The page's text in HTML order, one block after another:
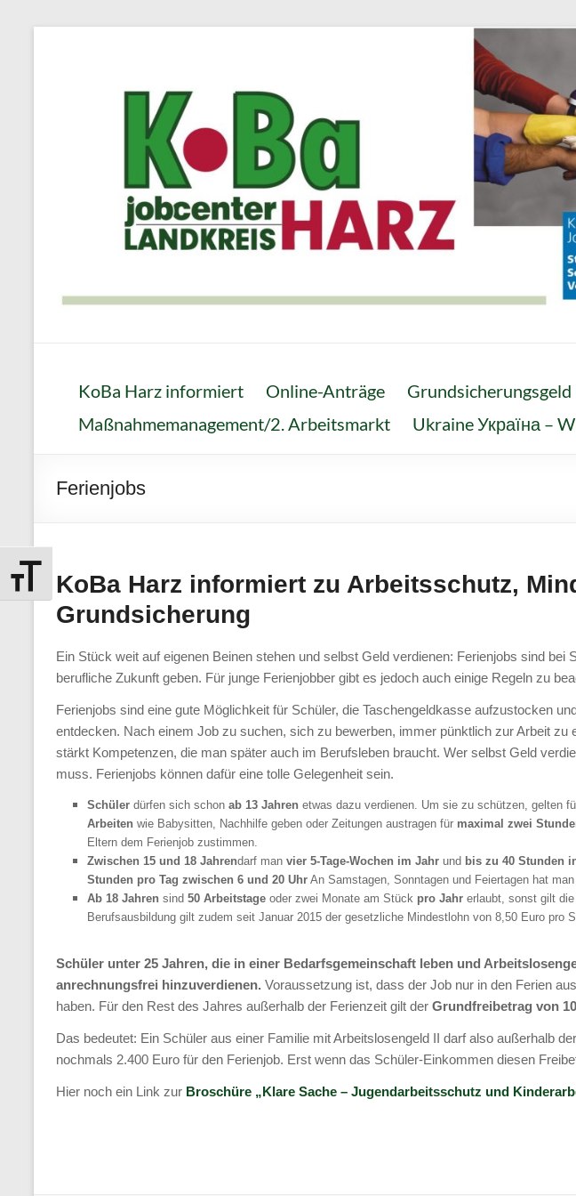
Schrift vergrößern
KoBa
Harz
Kommunale
Landkreis
Harz
Jobcenter
betreuen
wir
rund
arbeitslosen
Menschen
Landkreis
Harz.
Mit
Grundsicherung,
Vermittlung
und
KoBa Harz informiert Online-Anträge Grundsicherungsgeld
Maßnahmemanagement/2. Arbeitsmarkt
Ukraine Україна –
Ferienjobs
KoBa Harz informiert zu Arbeitsschutz,
Grundsicherung
Ein Stück weit auf eigenen Beinen stehen und selbst Geld verdienen: Ferienjobs sind
berufliche Zukunft geben. Für junge Ferienjobber gibt es jedoch auch einige Regeln zu
Ferienjobs sind eine gute Möglichkeit für Schüler, die Taschengeldkasse aufzustocken
entdecken. Nach einem Job zu suchen, sich zu bewerben, immer pünktlich zur Arbeit
stärkt Kompetenzen, die man später auch im Berufsleben braucht. Wer selbst Geld
muss. Ferienjobs können dafür eine tolle Gelegenheit sein.
Schüler dürfen sich schon ab 13 Jahren etwas dazu verdienen. Um sie zu schützen, gelten
Arbeiten wie Babysitten, Nachhilfe geben oder Zeitungen austragen für maximal zwei
Eltern dem Ferienjob zustimmen.
Zwischen 15 und 18 Jahrendarf man vier 5-Tage-Wochen im Jahr und bis zu 40 Stunden
Stunden pro Tag zwischen 6 und 20 Uhr An Samstagen, Sonntagen und Feiertagen hat
Ab 18 Jahren sind 50 Arbeitstage oder zwei Monate am Stück pro Jahr erlaubt, sonst gilt
Berufsausbildung gilt zudem seit Januar 2015 der gesetzliche Mindestlohn von 8,50 Euro pro
Schüler unter 25 Jahren, die in einer Bedarfsgemeinschaft leben und
anrechnungsfrei hinzuverdienen. Voraussetzung ist, dass der Job nur in den Ferien
haben. Für den Rest des Jahres außerhalb der Ferienzeit gilt der Grundfreibetrag von
Das bedeutet: Ein Schüler aus einer Familie mit Arbeitslosengeld II darf also außerhalb
nochmals 2.400 Euro für den Ferienjob. Erst wenn das Schüler-Einkommen diesen
Hier noch ein Link zur Broschüre „Klare Sache – Jugendarbeitsschutz und